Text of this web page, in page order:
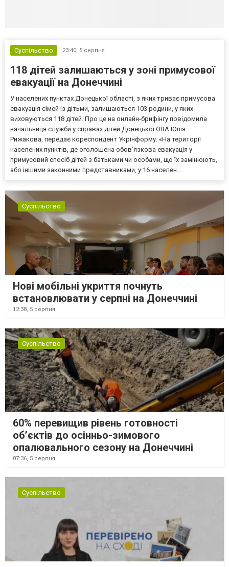
Суспільство 23:40, 5 серпня
118 дітей залишаються у зоні примусової
евакуації на Донеччині
У населених пунктах Донецької області, з яких триває примусова
евакуація сімей із дітьми, залишаються 103 родини, у яких
виховуються 118 дітей. Про це на онлайн-брифінгу повідомила
начальниця служби у справах дітей Донецької ОВА Юлія
Рижакова, передає кореспондент Укрінформу. «На території
населених пунктів, де оголошена обов’язкова евакуація у
примусовий спосіб дітей з батьками чи особами, що їх замінюють,
або іншими законними представниками, у 16 населен...
Суспільство
Нові мобільні укриття почнуть
встановлювати у серпні на Донеччині
12:38, 5 серпня
Суспільство
60% перевищив рівень готовності
об’єктів до осінньо-зимового
опалювального сезону на Донеччині
07:36, 5 серпня
Суспільство